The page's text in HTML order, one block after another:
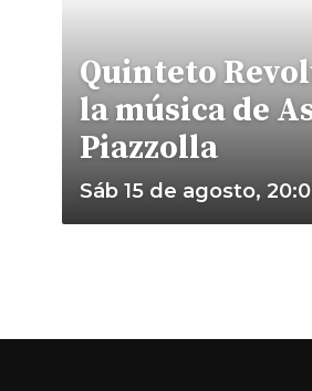
Quinteto
la música de
Piazzolla
Sáb 15 de agosto,